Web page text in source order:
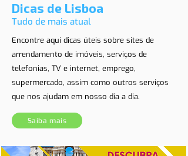
Dicas de Lisboa
Tudo de mais atual
Encontre aqui dicas úteis sobre sites de
arrendamento de imóveis, serviços de
telefonias, TV e internet, emprego,
supermercado, assim como outros serviços
que nos ajudam em nosso dia a dia.
Saiba mais